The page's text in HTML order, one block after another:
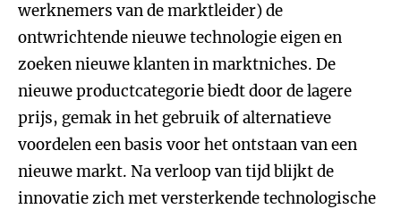
werknemers van de marktleider) de
ontwrichtende nieuwe technologie eigen en
zoeken nieuwe klanten in marktniches. De
nieuwe productcategorie biedt door de lagere
prijs, gemak in het gebruik of alternatieve
voordelen een basis voor het ontstaan van een
nieuwe markt. Na verloop van tijd blijkt de
innovatie zich met versterkende technologische